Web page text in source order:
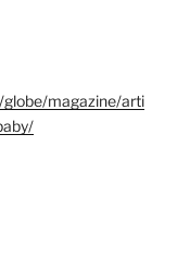
magazine/arti